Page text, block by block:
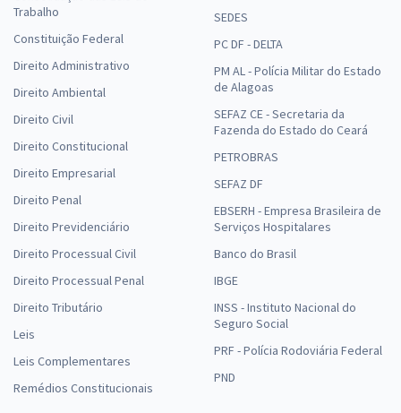
Trabalho
Constituição Federal
Direito Administrativo
Direito Ambiental
Direito Civil
Direito Constitucional
Direito Empresarial
Direito Penal
Direito Previdenciário
Direito Processual Civil
Direito Processual Penal
Direito Tributário
Leis
Leis Complementares
Remédios Constitucionais
SEDES
PC DF - DELTA
PM AL - Polícia Militar do Estado
de Alagoas
SEFAZ CE - Secretaria da
Fazenda do Estado do Ceará
PETROBRAS
SEFAZ DF
EBSERH - Empresa Brasileira de
Serviços Hospitalares
Banco do Brasil
IBGE
INSS - Instituto Nacional do
Seguro Social
PRF - Polícia Rodoviária Federal
PND